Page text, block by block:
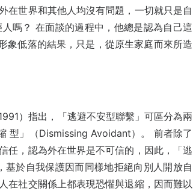
在世界和其他人均沒有問題，一切就只是自
嗎？ 在面談的過程中，他總是認為自己這
象低落的結果，只是，從原生家庭而來所造
）指出，「逃避不安型聯繫」可區分為兩
型」（Dismissing Avoidant）。 前者除了
任，認為外在世界是不可信的，因此，「逃
於自我保護因而同樣地拒絕向別人開放自
在社交關係上都表現恐懼與退縮，因而難以